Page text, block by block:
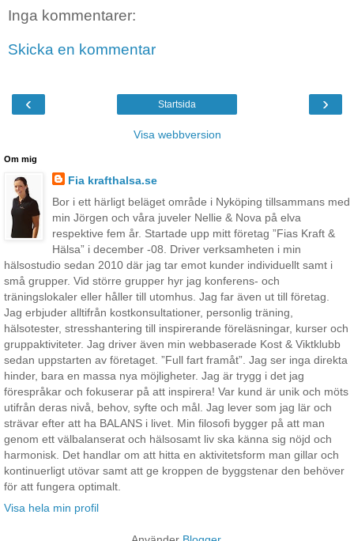
Inga kommentarer:
Skicka en kommentar
‹ ›
Startsida
Visa webbversion
Om mig
Fia krafthalsa.se
Bor i ett härligt beläget område i Nyköping tillsammans med
min Jörgen och våra juveler Nellie & Nova på elva
respektive fem år. Startade upp mitt företag ”Fias Kraft &
Hälsa” i december -08. Driver verksamheten i min
hälsostudio sedan 2010 där jag tar emot kunder individuellt samt i
små grupper. Vid större grupper hyr jag konferens- och
träningslokaler eller håller till utomhus. Jag far även ut till företag.
Jag erbjuder alltifrån kostkonsultationer, personlig träning,
hälsotester, stresshantering till inspirerande föreläsningar, kurser och
gruppaktiviteter. Jag driver även min webbaserade Kost & Viktklubb
sedan uppstarten av företaget. ”Full fart framåt”. Jag ser inga direkta
hinder, bara en massa nya möjligheter. Jag är trygg i det jag
förespråkar och fokuserar på att inspirera! Var kund är unik och möts
utifrån deras nivå, behov, syfte och mål. Jag lever som jag lär och
strävar efter att ha BALANS i livet. Min filosofi bygger på att man
genom ett välbalanserat och hälsosamt liv ska känna sig nöjd och
harmonisk. Det handlar om att hitta en aktivitetsform man gillar och
kontinuerligt utövar samt att ge kroppen de byggstenar den behöver
för att fungera optimalt.
Visa hela min profil